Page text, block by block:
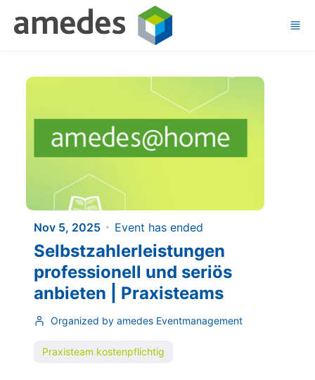
Skip to main content
Nov 5, 2025 Event has ended
Selbstzahlerleistungen
professionell und seriös
anbieten | Praxisteams
Organized by amedes Eventmanagement
Praxisteam kostenpflichtig